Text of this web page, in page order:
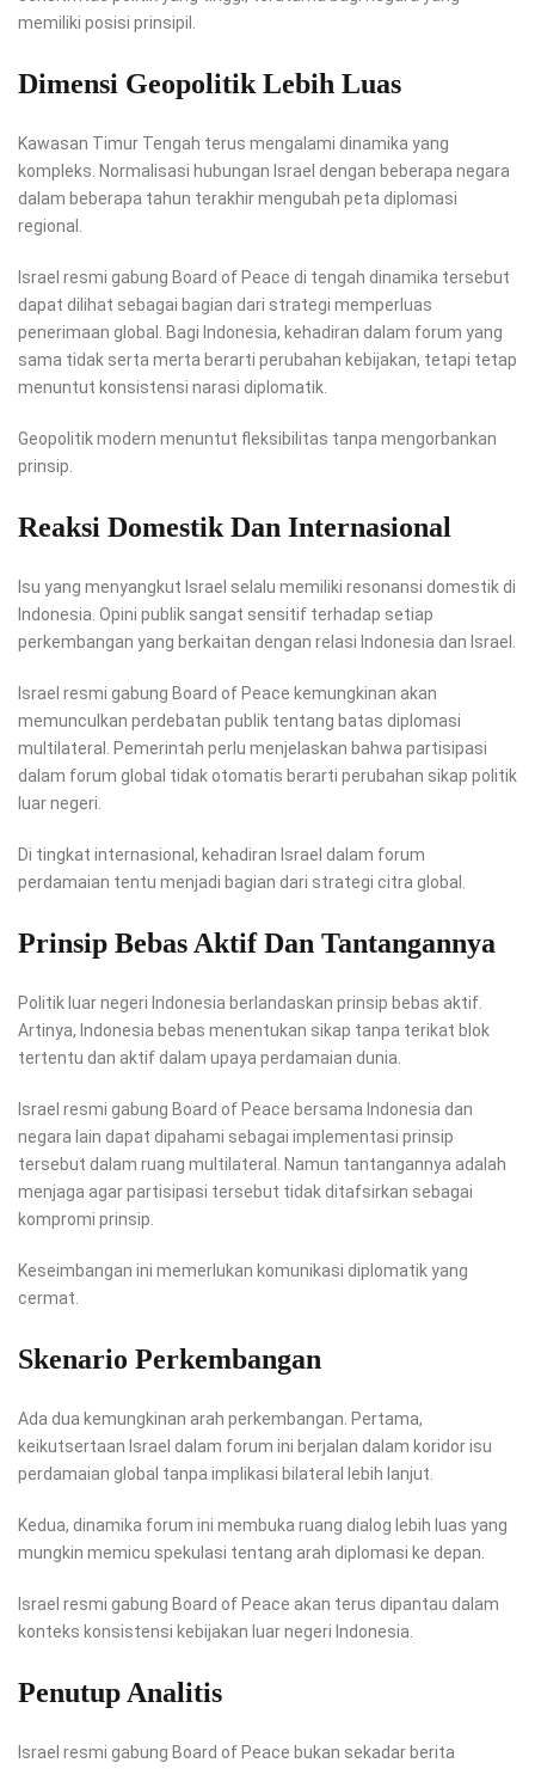
memiliki posisi prinsipil.
Dimensi Geopolitik Lebih Luas
Kawasan Timur Tengah terus mengalami dinamika yang
kompleks. Normalisasi hubungan Israel dengan beberapa negara
dalam beberapa tahun terakhir mengubah peta diplomasi
regional.
Israel resmi gabung Board of Peace di tengah dinamika tersebut
dapat dilihat sebagai bagian dari strategi memperluas
penerimaan global. Bagi Indonesia, kehadiran dalam forum yang
sama tidak serta merta berarti perubahan kebijakan, tetapi tetap
menuntut konsistensi narasi diplomatik.
Geopolitik modern menuntut fleksibilitas tanpa mengorbankan
prinsip.
Reaksi Domestik Dan Internasional
Isu yang menyangkut Israel selalu memiliki resonansi domestik di
Indonesia. Opini publik sangat sensitif terhadap setiap
perkembangan yang berkaitan dengan relasi Indonesia dan Israel.
Israel resmi gabung Board of Peace kemungkinan akan
memunculkan perdebatan publik tentang batas diplomasi
multilateral. Pemerintah perlu menjelaskan bahwa partisipasi
dalam forum global tidak otomatis berarti perubahan sikap politik
luar negeri.
Di tingkat internasional, kehadiran Israel dalam forum
perdamaian tentu menjadi bagian dari strategi citra global.
Prinsip Bebas Aktif Dan Tantangannya
Politik luar negeri Indonesia berlandaskan prinsip bebas aktif.
Artinya, Indonesia bebas menentukan sikap tanpa terikat blok
tertentu dan aktif dalam upaya perdamaian dunia.
Israel resmi gabung Board of Peace bersama Indonesia dan
negara lain dapat dipahami sebagai implementasi prinsip
tersebut dalam ruang multilateral. Namun tantangannya adalah
menjaga agar partisipasi tersebut tidak ditafsirkan sebagai
kompromi prinsip.
Keseimbangan ini memerlukan komunikasi diplomatik yang
cermat.
Skenario Perkembangan
Ada dua kemungkinan arah perkembangan. Pertama,
keikutsertaan Israel dalam forum ini berjalan dalam koridor isu
perdamaian global tanpa implikasi bilateral lebih lanjut.
Kedua, dinamika forum ini membuka ruang dialog lebih luas yang
mungkin memicu spekulasi tentang arah diplomasi ke depan.
Israel resmi gabung Board of Peace akan terus dipantau dalam
konteks konsistensi kebijakan luar negeri Indonesia.
Penutup Analitis
Israel resmi gabung Board of Peace bukan sekadar berita